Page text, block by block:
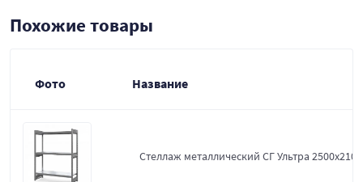
Похожие товары
Фото Название
Стеллаж металлический СГ Ультра